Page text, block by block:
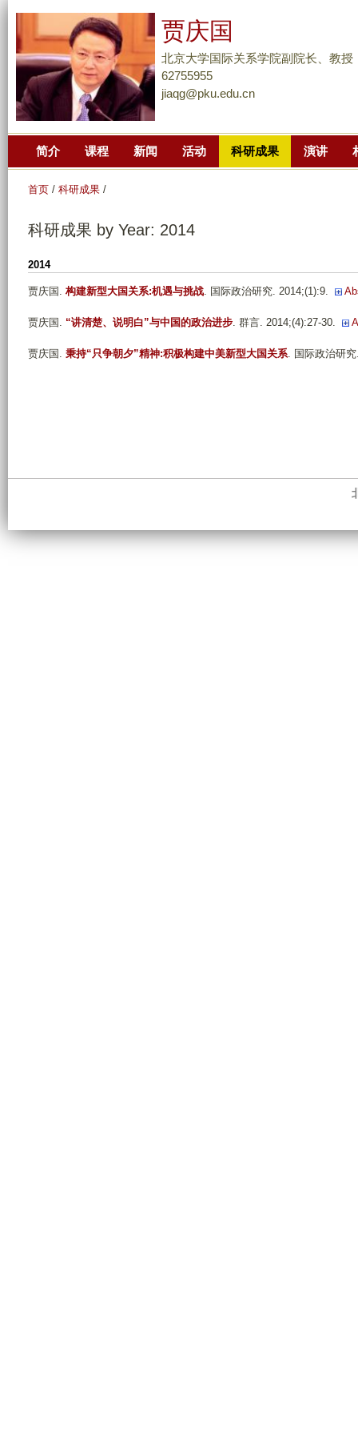
到
主
贾庆国
北京大学国际关系学院副院长、教授
62755955
jiaqg@pku.edu.cn
简介 课程 新闻 活动 科研成果 演讲
首页 / 科研成果 /
科研成果 by Year: 2014
2014
贾庆国 . 构建新型大国关系:机遇与挑战. 国际政治研究. 2014;(1):9.
贾庆国 . “讲清楚、说明白”与中国的政治进步. 群言. 2014;(4):27-30.
贾庆国 . 秉持“只争朝夕”精神:积极构建中美新型大国关系. 国际政治研